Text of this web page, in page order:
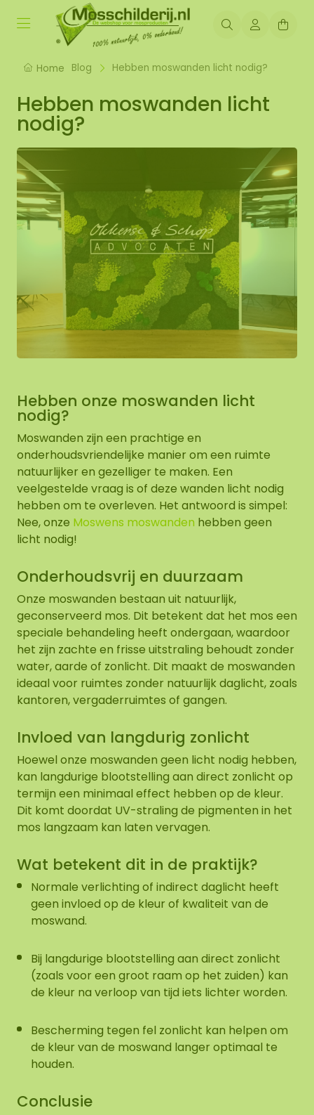
Home Blog Hebben moswanden licht nodig?
Hebben moswanden licht
nodig?
Hebben onze moswanden licht
nodig?
Moswanden zijn een prachtige en
onderhoudsvriendelijke manier om een ruimte
natuurlijker en gezelliger te maken. Een
veelgestelde vraag is of deze wanden licht nodig
hebben om te overleven. Het antwoord is simpel:
Nee, onze Moswens moswanden hebben geen
licht nodig!
Onderhoudsvrij en duurzaam
Onze moswanden bestaan uit natuurlijk,
geconserveerd mos. Dit betekent dat het mos een
speciale behandeling heeft ondergaan, waardoor
het zijn zachte en frisse uitstraling behoudt zonder
water, aarde of zonlicht. Dit maakt de moswanden
ideaal voor ruimtes zonder natuurlijk daglicht, zoals
kantoren, vergaderruimtes of gangen.
Invloed van langdurig zonlicht
Hoewel onze moswanden geen licht nodig hebben,
kan langdurige blootstelling aan direct zonlicht op
termijn een minimaal effect hebben op de kleur.
Dit komt doordat UV-straling de pigmenten in het
mos langzaam kan laten vervagen.
Wat betekent dit in de praktijk?
Normale verlichting of indirect daglicht heeft
geen invloed op de kleur of kwaliteit van de
moswand.
Bij langdurige blootstelling aan direct zonlicht
(zoals voor een groot raam op het zuiden) kan
de kleur na verloop van tijd iets lichter worden.
Bescherming tegen fel zonlicht kan helpen om
de kleur van de moswand langer optimaal te
houden.
Conclusie